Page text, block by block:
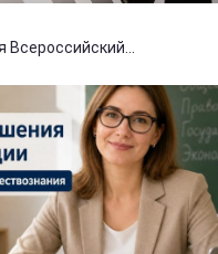
Всероссийский...